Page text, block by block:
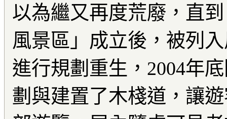
以為繼又再度荒廢，直
風景區」成立後，被列
進行規劃重生，2004年
劃與建置了木棧道，讓